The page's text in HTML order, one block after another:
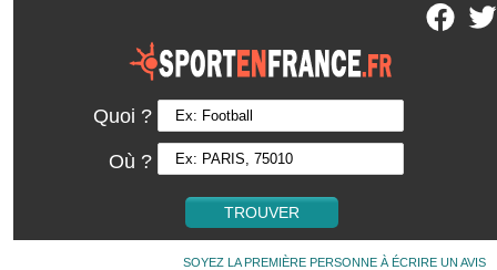
Quoi ?
Où ?
SOYEZ LA PREMIÈRE PERSONNE À ÉCRIRE UN AVIS